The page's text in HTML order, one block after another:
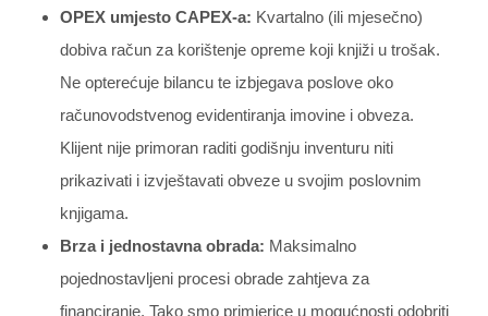
OPEX umjesto CAPEX-a: Kvartalno (ili mjesečno)
dobiva račun za korištenje opreme koji knjiži u trošak.
Ne opterećuje bilancu te izbjegava poslove oko
računovodstvenog evidentiranja imovine i obveza.
Klijent nije primoran raditi godišnju inventuru niti
prikazivati i izvještavati obveze u svojim poslovnim
knjigama.
Brza i jednostavna obrada: Maksimalno
pojednostavljeni procesi obrade zahtjeva za
financiranje. Tako smo primjerice u mogućnosti odobriti